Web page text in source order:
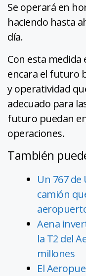
Se operará en
haciendo hasta
día.
Con esta
encara el futuro
y operatividad
adecuado para
futuro puedan
operaciones.
También
Un 767
camión
Aena
la T2 del
millones
El